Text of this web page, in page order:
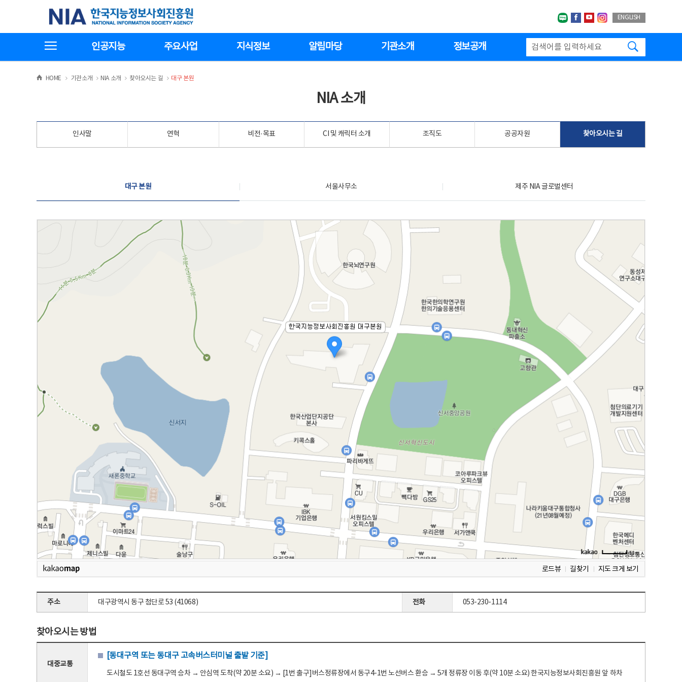
기
한국지능정보사회진흥원
네이버블로그
페이스북
유투브인스타그랩
ENGLISH
인공지능 주요사업 지식정보 알림마당 기관소개 정보공개
HOME >
기관소개 >NIA 소개 >
찾아오시는 길 >
대구 본원
NIA 소개
인사말 연혁 비전·목표 CI 및 캐릭터 소개 조직도 공공자원 찾아오시는 길
대구 본원 서울사무소 제주 NIA 글로벌센터
로드뷰 길찾기 지도 크게 보기
주소 대구광역시 동구 첨단로 53 (41068) 전화 053-230-1114
찾아오시는 방법
대중교통
[동대구역 또는 동대구 고속버스터미널 출발 기준]
도시철도 1호선 동대구역 승차 → 안심역 도착(약 20분 소요) → [1번 출구]버스정류장에서 동구4-1번 노선버스 환승 → 5개 정류장 이동 후(약 10분 소요) 한국지능정보사회진흥원 앞 하차